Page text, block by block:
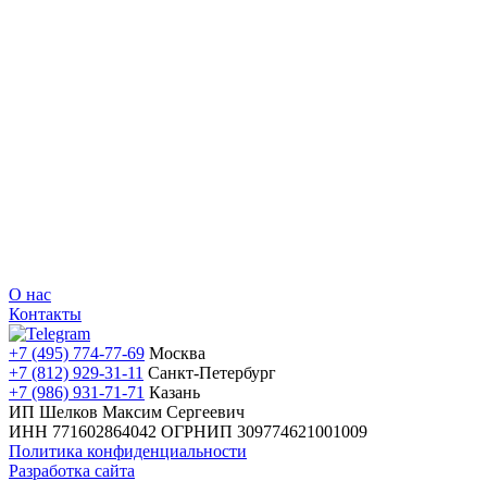
О нас
Контакты
+7 (495) 774-77-69 Москва
+7 (812) 929-31-11 Санкт-Петербург
+7 (986) 931-71-71 Казань
ИП Шелков Максим Сергеевич
ИНН 771602864042 ОГРНИП 309774621001009
Политика конфиденциальности
Разработка сайта